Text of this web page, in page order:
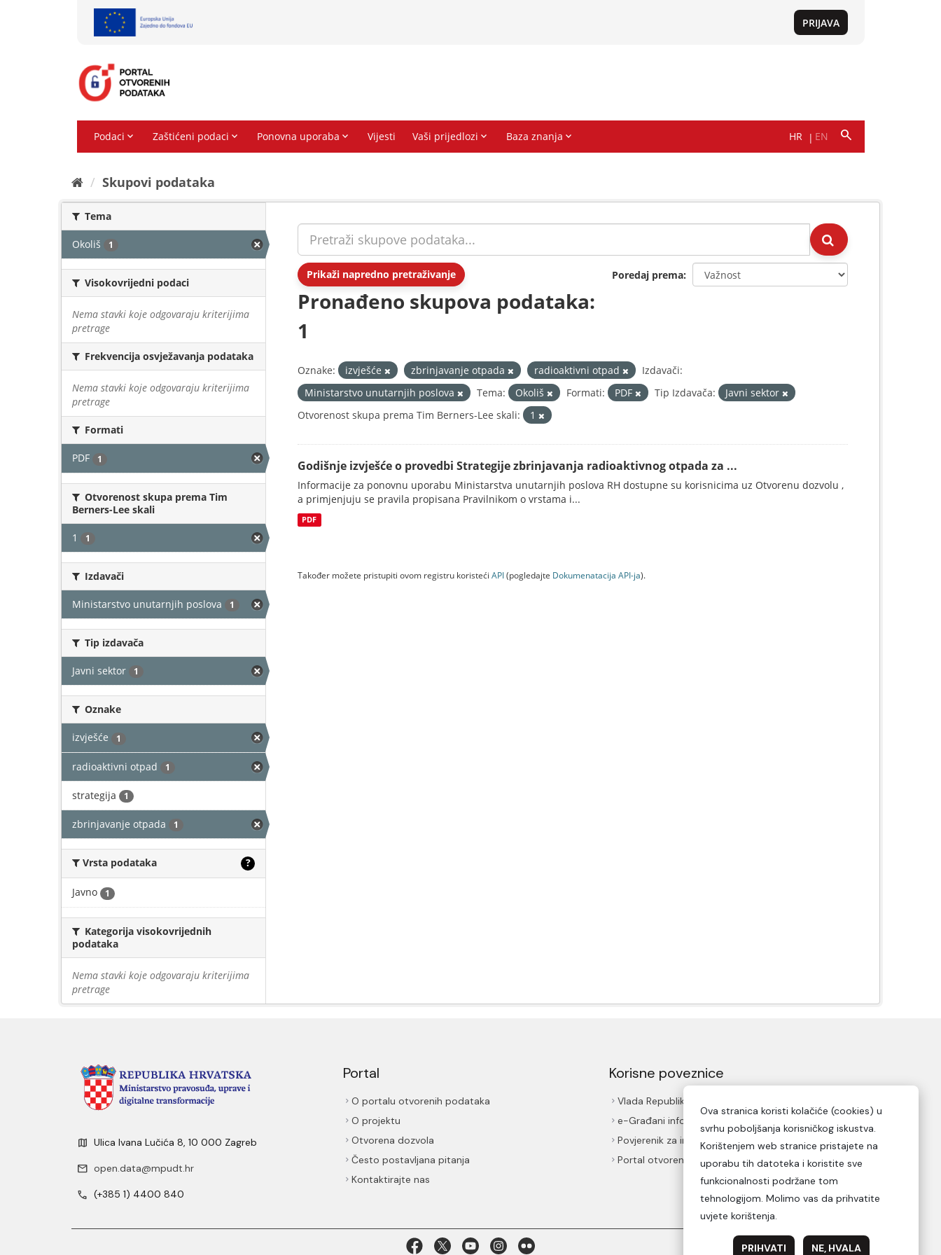
Skupovi podаtаkа
Tema
Okoliš 1
Visokovrijedni podaci
Nema stavki koje odgovaraju kriterijima
pretrage
Frekvencija osvježavanja podataka
Nema stavki koje odgovaraju kriterijima
pretrage
Formati
PDF 1
Otvorenost skupa prema Tim
Berners-Lee skali
1 1
Izdavači
Ministarstvo unutarnjih poslova 1
Tip izdavača
Javni sektor 1
Oznake
izvješće 1
radioaktivni otpad 1
strategija 1
zbrinjavanje otpada 1
Vrsta podataka ?
Javno 1
Kategorija visokovrijednih
podataka
Nema stavki koje odgovaraju kriterijima
pretrage
Prikaži napredno pretraživanje Poredaj prema
Pronađeno skupova podataka:
1
Oznake: izvješće zbrinjavanje otpada radioaktivni otpad
Izdavači:
Ministarstvo unutarnjih poslova
Tema: Okoliš Formati: PDF Tip Izdavača:
Javni sektor
Otvorenost skupa prema Tim Berners-Lee skali:
1
Godišnje izvješće o provedbi Strategije zbrinjavanja radioaktivnog otpada za ...
Informacije za ponovnu uporabu Ministarstva unutarnjih poslova RH dostupne su korisnicima uz Otvorenu dozvolu ,
a primjenjuju se pravila propisana Pravilnikom o vrstama i...
PDF
Također možete pristupiti ovom registru koristeći API(pogledajte Dokumenаtаcijа API-jа).